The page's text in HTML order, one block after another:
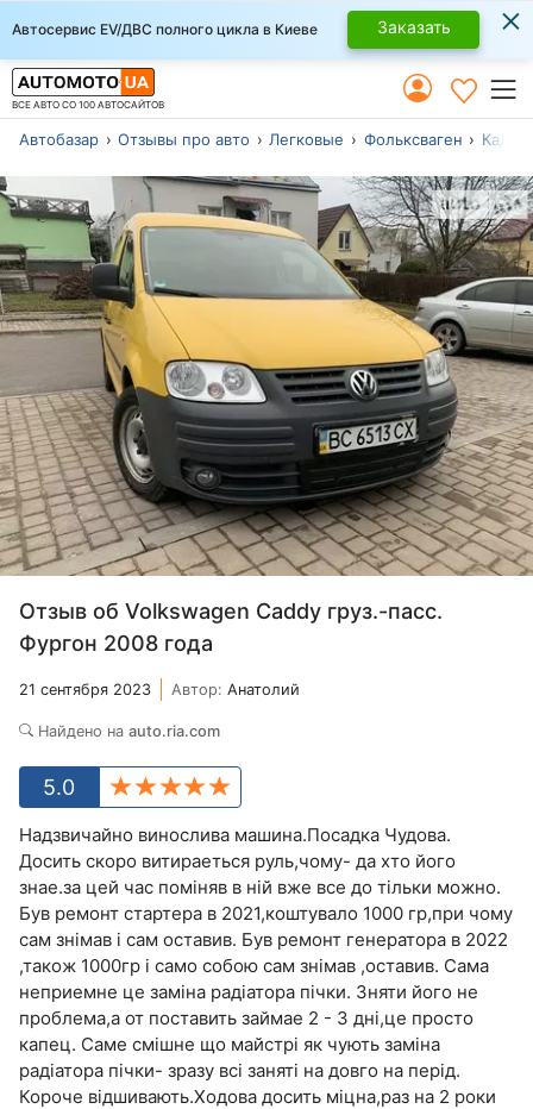
Автосервис EV/ДВС полного цикла в Киеве Заказать ×
ВСЕ АВТО СО 100 АВТОСАЙТОВ
Автобазар Отзывы про авто Легковые Фольксваген Кадди
Отзыв об Volkswagen Caddy груз.-пасс.
Фургон 2008 года
21 сентября 2023 Автор: Анатолий
Найдено на auto.ria.com
5.0
Надзвичайно винослива машина.Посадка Чудова.
Досить скоро витираеться руль,чому- да хто його
знае.за цей час помiняв в нiй вже все до тiльки можно.
Був ремонт стартера в 2021,коштувало 1000 гр,при чому
сам знiмав i cам оставив. Був ремонт генератора в 2022
,також 1000гр i само собою сам знiмав ,оставив. Сама
неприемне це замiна радiатора пiчки. Зняти його не
проблема,а от поставить займае 2 - 3 днi,це просто
капец. Саме смiшне що майстрi як чують замiна
радiатора пiчки- зразу всi занятi на довго на перiд.
Короче вiдшивають.Ходова досить мiцна,раз на 2 роки